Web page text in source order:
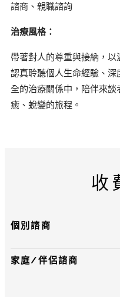
諮商、親職諮詢
治療風格：
帶著對人的尊重與接納，以
認真聆聽個人生命經驗、
全的治療關係中，陪伴來
癒、蛻變的旅程。
收
個別諮商
家庭/伴侶諮商